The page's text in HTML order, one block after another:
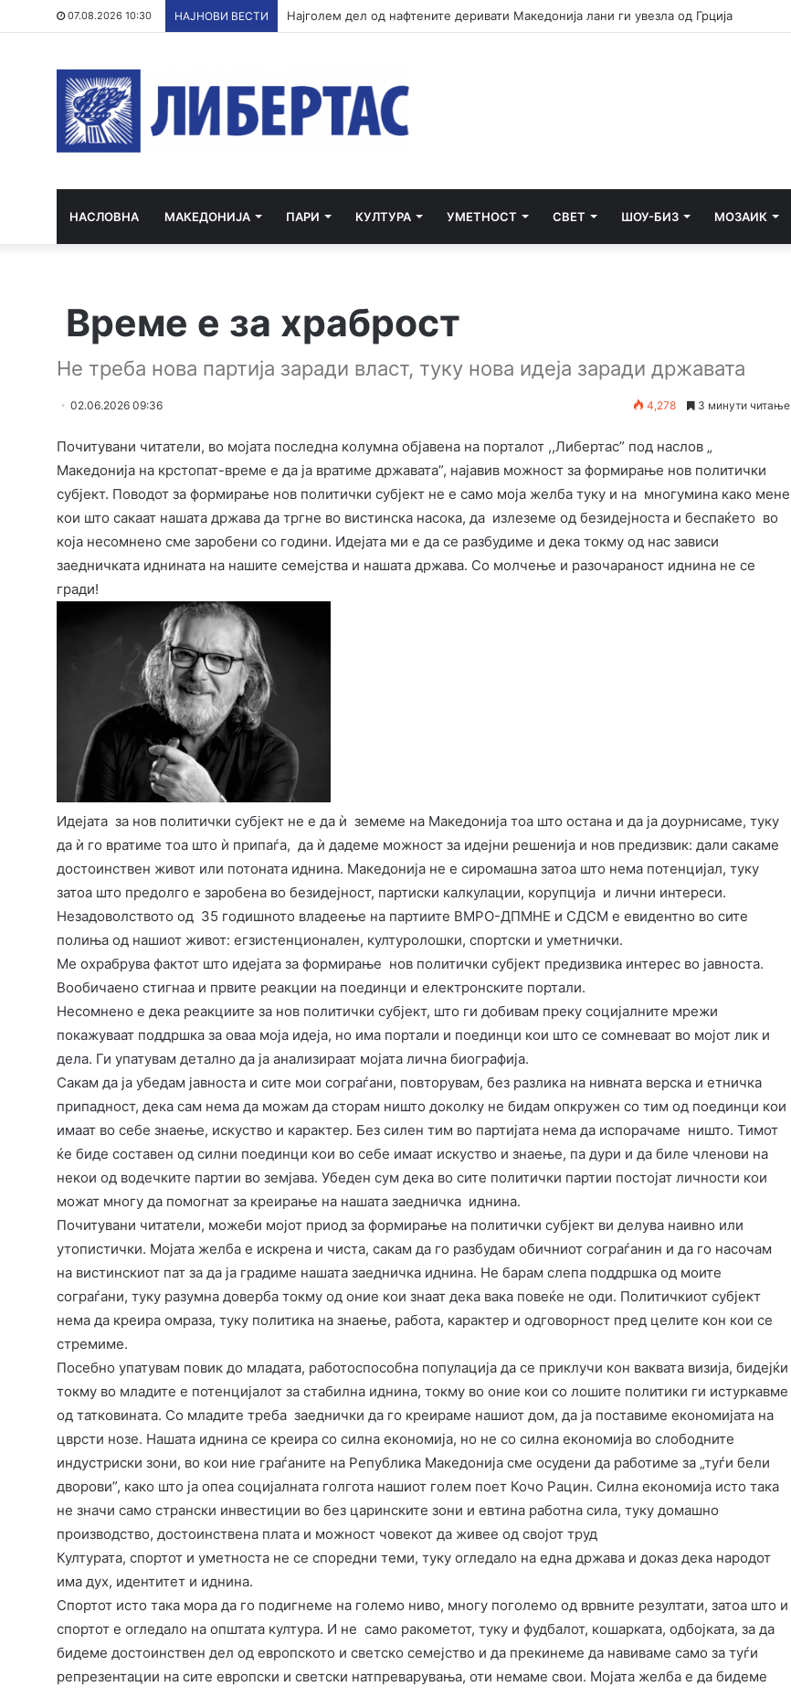
07.08.2026 10:30 НАЈНОВИ ВЕСТИ
НАСЛОВНА МАКЕДОНИЈА ПАРИ КУЛТУРА УМЕТНОСТ СВЕТ ШОУ-БИЗ МОЗАИК
Време е за храброст
Не треба нова партија заради власт, туку нова идеја заради државата
02.06.2026 09:36 4,278 3 минути читање
Почитувани читатели, во мојата последна колумна објавена на порталот ,,Либертас” под наслов „
Македонија на крстопат-време е да ја вратиме државата”, најавив можност зa формирање нов политички
субјект. Поводот за формирање нов политички субјект не е само моја желба туку и на многумина како мене
кои што сакаат нашата држава да тргне во вистинска насока, да излеземе од безидејноста и беспаќето во
која несомнено сме заробени со години. Идејата ми е да се разбудиме и дека токму од нас зависи
заедничката иднината на нашите семејства и нашата држава. Со молчење и разочараност иднина не се
гради!
Идејата за нов политички субјект не е да ѝ земеме на Македонија тоа што остана и да ја доурнисаме, туку
да ѝ го вратиме тоа што ѝ припаѓа, да ѝ дадеме можност за идејни решенија и нов предизвик: дали сакаме
достоинствен живот или потоната иднина. Македонија не е сиромашна затоа што нема потенцијал, туку
затоа што предолго е заробена во безидејност, партиски калкулации, корупција и лични интереси.
Незадоволството од 35 годишното владеење на партиите ВМРО-ДПМНЕ и СДСМ е евидентно во сите
полиња од нашиот живот: егзистенционален, културолошки, спортски и уметнички.
Ме охрабрува фактот што идејата за формирање нов политички субјект предизвика интерес во јавноста.
Вообичаено стигнаа и првите реакции на поединци и електронските портали.
Несомнено е дека реакциите за нов политички субјект, што ги добивам преку социјалните мрежи
покажуваат поддршка за оваа моја идеја, но има портали и поединци кои што се сомневаат во мојот лик и
дела. Ги упатувам детално да ја анализираат мојата лична биографија.
Сакам да ја убедам јавноста и сите мои сограѓани, повторувам, без разлика на нивната верска и етничка
припадност, дека сам нема да можам да сторам ништо доколку не бидам опкружен со тим од поединци кои
имаат во себе знаење, искуство и карактер. Без силен тим во партијата нема да испорачаме ништо. Тимот
ќе биде составен од силни поединци кои во себе имаат искуство и знаење, па дури и да биле членови на
некои од водечките партии во земјава. Убеден сум дека во сите политички партии постојат личности кои
можат многу да помогнат за креирање на нашата заедничка иднина.
Почитувани читатели, можеби мојот приод за формирање на политички субјект ви делува наивно или
утопистички. Мојата желба е искрена и чиста, сакам да го разбудам обичниот сограѓанин и да го насочам
на вистинскиот пат за да ја градиме нашата заедничка иднина. Не барам слепа поддршка од моите
сограѓани, туку разумна доверба токму од оние кои знаат дека вака повеќе не оди. Политичкиот субјект
нема да креира омраза, туку политика на знаење, работа, карактер и одговорност пред целите кон кои се
стремиме.
Посебно упатувам повик до младата, работоспособна популација да се приклучи кон ваквата визија, бидејќи
токму во младите е потенцијалот за стабилна иднина, токму во оние кои со лошите политики ги истуркавме
од татковината. Со младите треба заеднички да го креираме нашиот дом, да ја поставиме економијата на
цврсти нозе. Нашата иднина се креира со силна економија, но не со силна економија во слободните
индустриски зони, во кои ние граѓаните на Република Македонија сме осудени да работиме за „туѓи бели
дворови”, како што ја опеа социјалната голгота нашиот голем поет Кочо Рацин. Силна економија исто така
не значи само странски инвестиции во без царинските зони и евтина работна сила, туку домашно
производство, достоинствена плата и можност човекот да живее од својот труд
Културата, спортот и уметноста не се споредни теми, туку огледало на една држава и доказ дека народот
има дух, идентитет и иднина.
Спортот исто така мора да го подигнеме на големо ниво, многу поголемо од врвните резултати, затоа што и
спортот е огледало на општата култура. И не само ракометот, туку и фудбалот, кошарката, одбојката, за да
бидеме достоинствен дел од европското и светско семејство и да прекинеме да навиваме само за туѓи
репрезентации на сите европски и светски натпреварувања, оти немаме свои. Мојата желба е да бидеме